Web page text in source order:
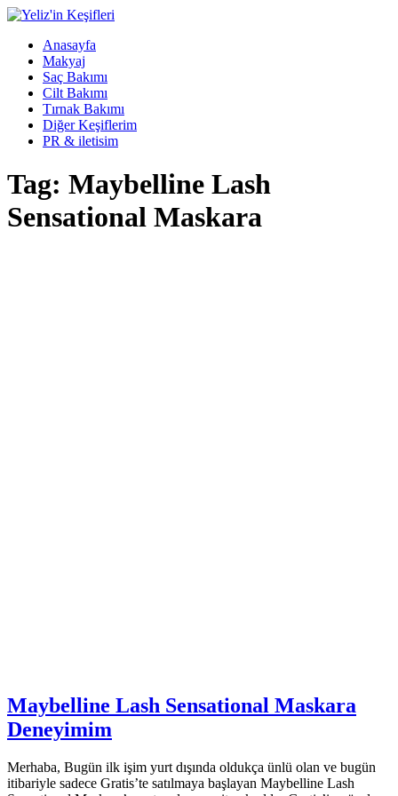
Anasayfa
Makyaj
Saç Bakımı
Cilt Bakımı
Tırnak Bakımı
Diğer Keşiflerim
PR & iletisim
Tag: Maybelline Lash
Sensational Maskara
Maybelline Lash Sensational Maskara
Deneyimim
Merhaba, Bugün ilk işim yurt dışında oldukça ünlü olan ve bugün
itibariyle sadece Gratis’te satılmaya başlayan Maybelline Lash